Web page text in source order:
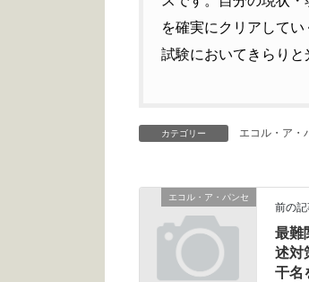
を確実にクリアして
試験においてきらりと
カテゴリー エコル・ア・
エコル・ア・パンセ
前の記
最難
述対
干名